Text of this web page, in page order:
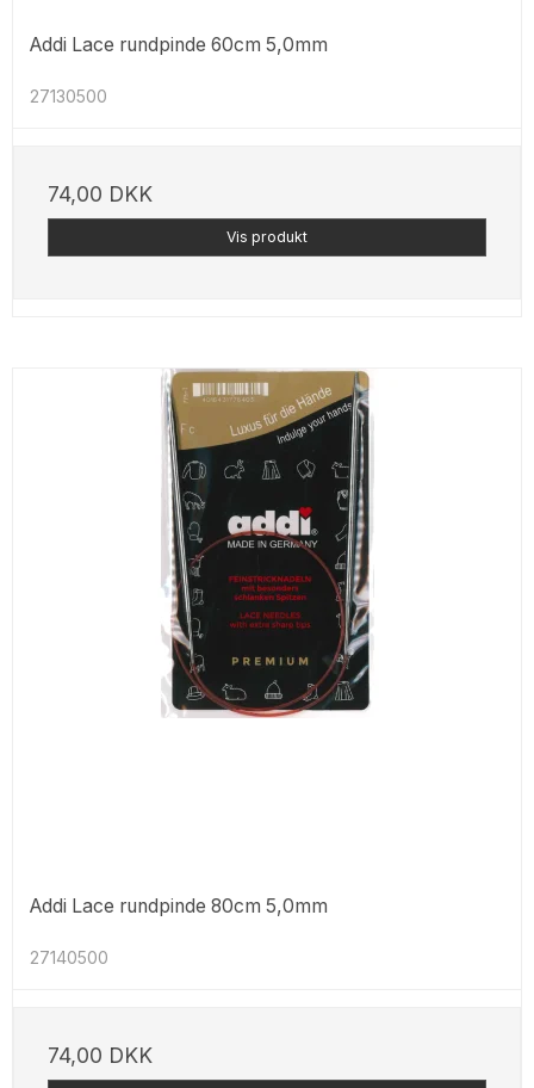
Addi Lace rundpinde 60cm 5,0mm
27130500
74,00 DKK
Vis produkt
Addi Lace rundpinde 80cm 5,0mm
27140500
74,00 DKK